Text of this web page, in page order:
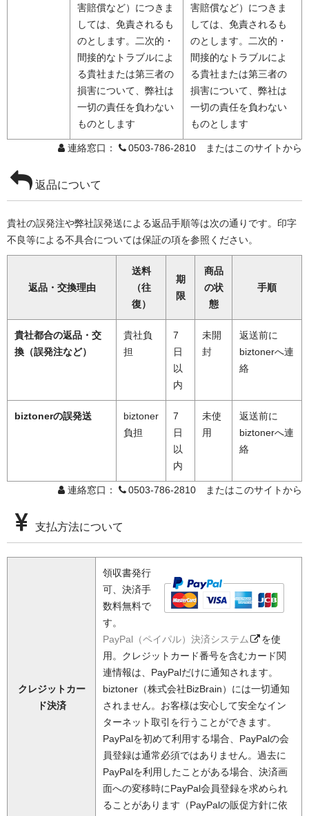
害賠償など）につきま
しては、免責されるも
のとします。二次的・
間接的なトラブルによ
る貴社または第三者の
損害について、弊社は
一切の責任を負わない
ものとします
害賠償など）につきま
しては、免責されるも
のとします。二次的・
間接的なトラブルによ
る貴社または第三者の
損害について、弊社は
一切の責任を負わない
ものとします
連絡窓口： 0503-786-2810 またはこのサイトから
返品について
貴社の誤発注や弊社誤発送による返品手順等は次の通りです。印字
不良等による不具合については保証の項を参照ください。
返品・交換理由
送料
（往
復）
期
限
商品
の状
態
手順
貴社都合の返品・交
換（誤発注など）
貴社負
担
7
日
以
内
未開
封
返送前に
biztonerへ連
絡
biztonerの誤発送
biztoner
負担
7
日
以
内
未使
用
返送前に
biztonerへ連
絡
連絡窓口： 0503-786-2810 またはこのサイトから
支払方法について
クレジットカー
ド決済
領収書発行
可、決済手
数料無料で
す。
PayPal（ペイパル）決済システム
を使
用。クレジットカード番号を含むカード関
連情報は、PayPalだけに通知されます。
biztoner（株式会社BizBrain）には一切通知
されません。お客様は安心して安全なイン
ターネット取引を行うことができます。
PayPalを初めて利用する場合、PayPalの会
員登録は通常必須ではありません。過去に
PayPalを利用したことがある場合、決済画
面への変移時にPayPal会員登録を求められ
ることがあります（PayPalの販促方針に依